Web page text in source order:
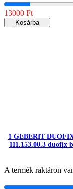
13000 Ft
Kosárba
1 GEBERIT
111.153.00.3 duofix
A termék raktáron